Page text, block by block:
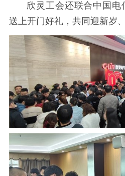
欣灵工会还联合中国电
送上开门好礼，共同迎新岁